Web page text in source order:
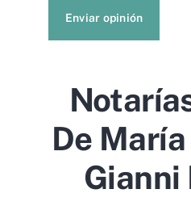
Enviar opinión
De
Gianni